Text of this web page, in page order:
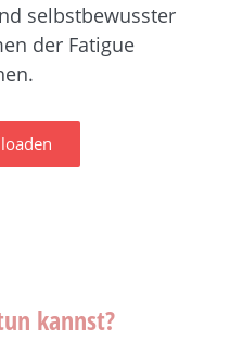
selbstbewusster
der Fatigue
kannst?